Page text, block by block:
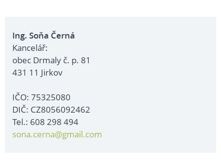
Ing. Soňa Černá
Kancelář:
obec Drmaly č. p. 81
431 11 Jirkov
IČO: 75325080
DIČ: CZ8056092462
Tel.: 608 298 494
sona.cerna@gmail.com